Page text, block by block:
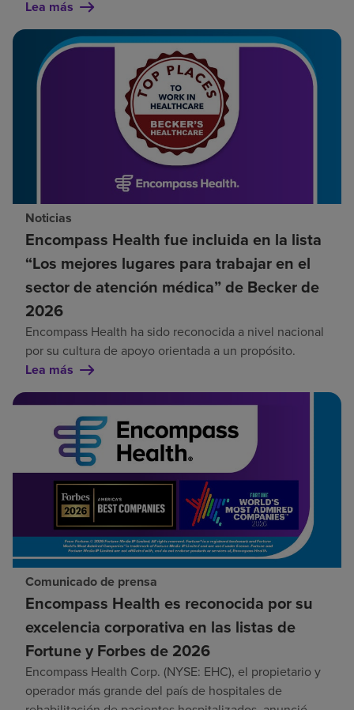
Lea más
Noticias
Encompass Health fue incluida en la lista
“Los mejores lugares para trabajar en el
sector de atención médica” de Becker de
2026
Encompass Health ha sido reconocida a nivel nacional
por su cultura de apoyo orientada a un propósito.
Lea más
Comunicado de prensa
Encompass Health es reconocida por su
excelencia corporativa en las listas de
Fortune y Forbes de 2026
Encompass Health Corp. (NYSE: EHC), el propietario y
operador más grande del país de hospitales de